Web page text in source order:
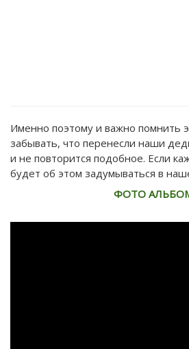
Именно поэтому и важно помнить
забывать, что перенесли наши
и не повторится подобное. Если
будет об этом задумываться в
ФОТО